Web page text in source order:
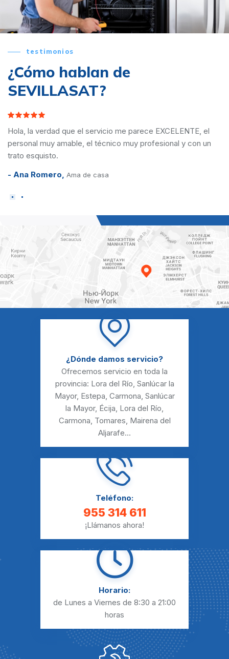
el
un
testimonios
¿Cómo hablan de
SEVILLASAT?
Sin duda el mejor servicio que he podido
atienden en el mismo día y cuando me volvió a
vinieron también en el mismo día para terminar
- Carlota Reyes,
¿Dónde damos servicio?
Ofrecemos servicio en toda la
provincia: Lora del Río, Sanlúcar la
Mayor, Estepa, Carmona, Sanlúcar
la Mayor, Écija, Lora del Río,
Carmona, Tomares, Mairena del
Aljarafe...
Teléfono:
955 314 611
¡Llámanos ahora!
Horario:
de Lunes a Viernes de 8:30 a 21:00
horas